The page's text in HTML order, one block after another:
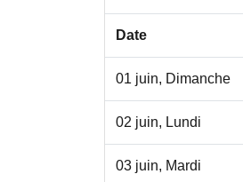
Date
01 juin, Dimanche
02 juin, Lundi
03 juin, Mardi